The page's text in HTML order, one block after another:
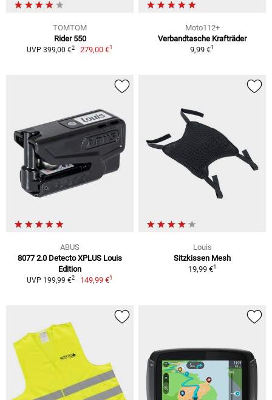
TOMTOM
Rider 550
UVP 399,00 €2 279,00 €1
Moto112+
Verbandtasche Krafträder
9,99 €1
ABUS
8077 2.0 Detecto XPLUS Louis
Edition
UVP 199,99 €2 149,99 €1
Louis
Sitzkissen Mesh
19,99 €1